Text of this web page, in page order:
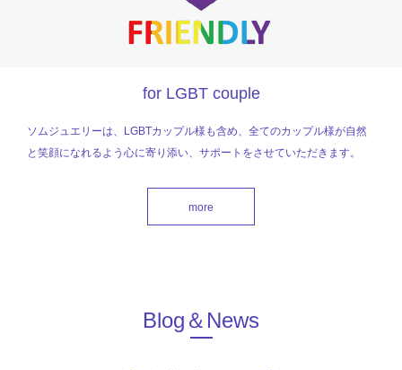
for LGBT couple
ソムジュエリーは、LGBTカップル様も含め、全てのカップル様が自然
と笑顔になれるよう心に寄り添い、サポートをさせていただきます。
more
Blog＆News